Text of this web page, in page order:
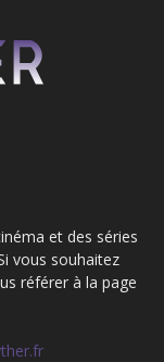
et des séries
vous souhaitez
référer à la page